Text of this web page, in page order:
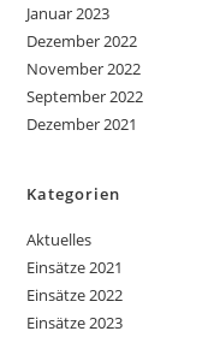
Januar 2023
Dezember 2022
November 2022
September 2022
Dezember 2021
Kategorien
Aktuelles
Einsätze 2021
Einsätze 2022
Einsätze 2023